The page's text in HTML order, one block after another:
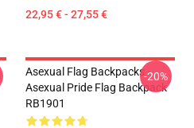
22,95 € - 27,55 €
Asexual Flag Backpacks -
Asexual Pride Flag Backpack
RB1901
-20%